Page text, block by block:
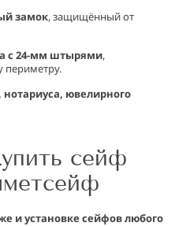
замок, защищённый от
с 24-мм штырями,
периметру.
ювелирного
сейф
и установке сейфов любого